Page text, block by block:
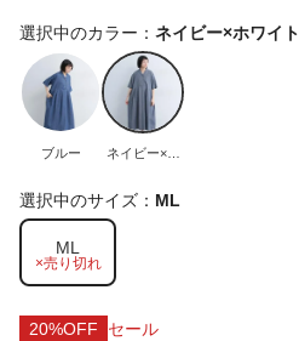
選択中のカラー： ネイビー×ホワイト
ブルー
ネイビー×ホ
選択中のサイズ： ML
ML
×売り切れ
20%OFF
セール